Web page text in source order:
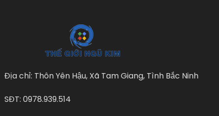
Địa chỉ: Thôn Yên Hậu, Xã Tam Giang, Tình Bắc Ninh
SĐT: 0978.939.514